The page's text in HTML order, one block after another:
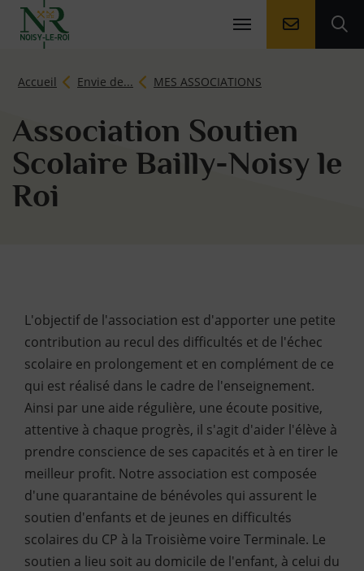
Aller à la
Accueil
Page d'accueil du site
Envie de... MES ASSOCIATIONS
Association Soutien
Scolaire Bailly-Noisy le
Roi
Contenu de la fiche
L'objectif de l'association est d'apporter une petite
contribution au recul des difficultés et de l'échec
scolaire en prolongement et en complément de ce
qui est réalisé dans le cadre de l'enseignement.
Ainsi par une aide régulière, une écoute positive,
attentive à chaque progrès, il s'agit d'aider l'élève à
prendre conscience de ses capacités et à en tirer le
meilleur profit. Notre association est composée
d'une quarantaine de bénévoles qui assurent le
soutien d'enfants et de jeunes en difficultés
scolaires du CP à la Troisième voire Terminale. Le
soutien a lieu soit au domicile de l'enfant, à celui du